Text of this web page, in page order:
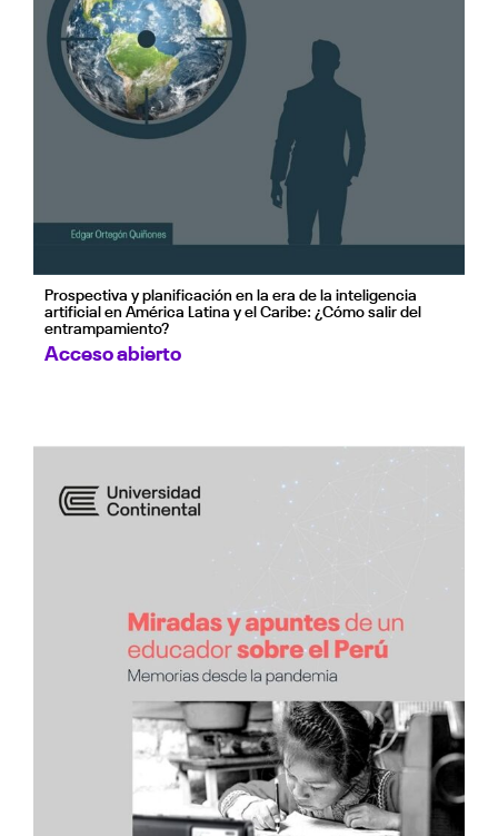
Prospectiva y planificación en la era de la inteligencia
artificial en América Latina y el Caribe: ¿Cómo salir del
entrampamiento?
Acceso abierto